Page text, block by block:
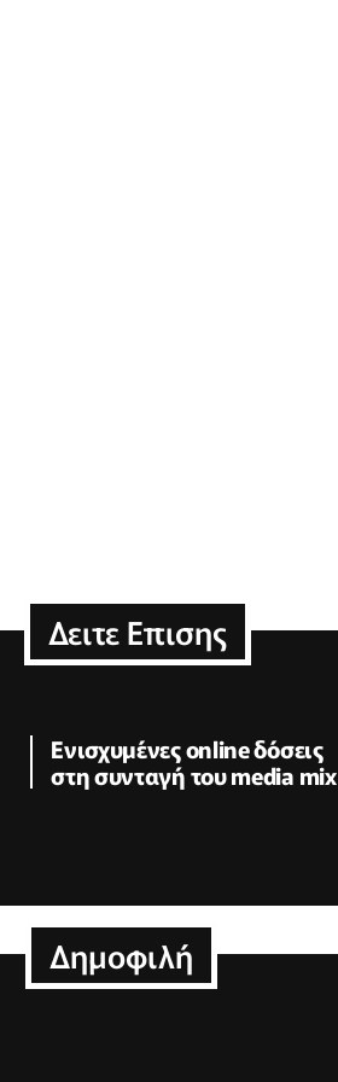
Δειτε Επισης
Ενισχυμένες online δόσεις
στη συνταγή του media mix
Δημοφιλή